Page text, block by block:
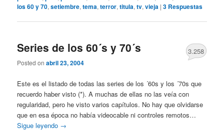
los 60 y 70,setiembre,tema,terror,titula,tv,vieja |3 Respuestas
Series de los 60´s y 70´s
Posted onabril 23, 2004
3.258
Este es el listado de todas las series de los ´60s y los ´70s que
recuerdo haber visto (*). A muchas de ellas no las veía con
regularidad, pero he visto varios capítulos. No hay que olvidarse
que en esa época no había videocable ni controles remotos…
Sigue leyendo →